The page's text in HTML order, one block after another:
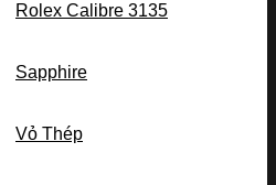
Rolex Calibre 3135
Sapphire
Vỏ Thép